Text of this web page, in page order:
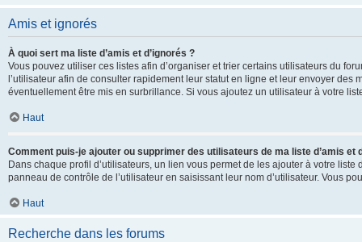
Amis et ignorés
À quoi sert ma liste d’amis et d’ignorés ?
Vous pouvez utiliser ces listes afin d’organiser et trier certains utilisateurs du
l’utilisateur afin de consulter rapidement leur statut en ligne et leur envoyer
éventuellement être mis en surbrillance. Si vous ajoutez un utilisateur à votre
Haut
Comment puis-je ajouter ou supprimer des utilisateurs de ma liste d’amis et
Dans chaque profil d’utilisateurs, un lien vous permet de les ajouter à votre
panneau de contrôle de l’utilisateur en saisissant leur nom d’utilisateur. Vous
Haut
Recherche dans les forums